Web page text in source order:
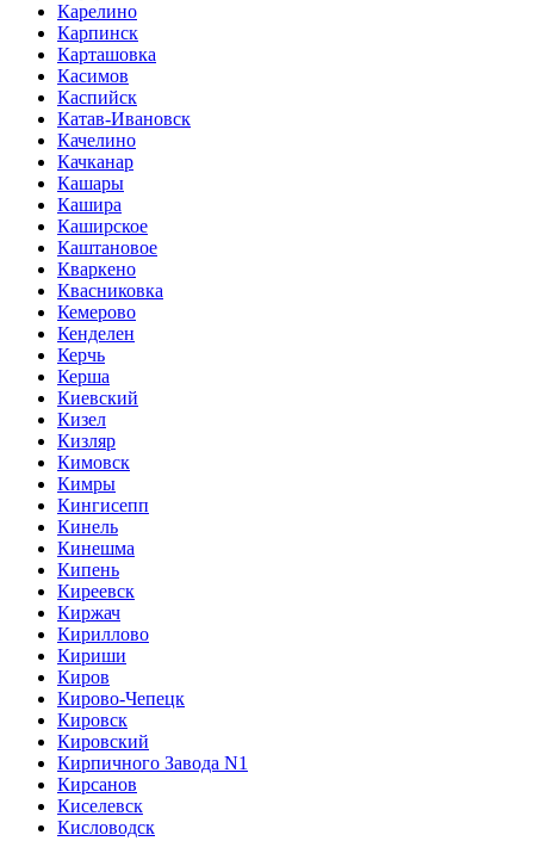
Карелино
Карпинск
Карташовка
Касимов
Каспийск
Катав-Ивановск
Качелино
Качканар
Кашары
Кашира
Каширское
Каштановое
Кваркено
Квасниковка
Кемерово
Кенделен
Керчь
Керша
Киевский
Кизел
Кизляр
Кимовск
Кимры
Кингисепп
Кинель
Кинешма
Кипень
Киреевск
Киржач
Кириллово
Кириши
Киров
Кирово-Чепецк
Кировск
Кировский
Кирпичного Завода N1
Кирсанов
Киселевск
Кисловодск